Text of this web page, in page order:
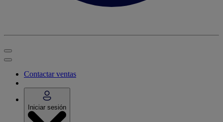
Contactar ventas
Iniciar sesión